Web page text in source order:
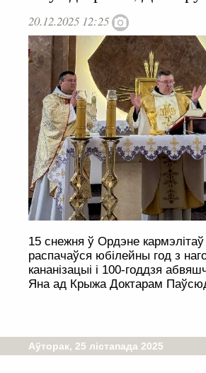
20.12.2025 12:25
15 снежня ў Ордэне
распачаўся юбілейны год з
кананізацыі і 100-годдзя
Яна ад Крыжа Доктарам
Аўторак, 25 лістапада 2025